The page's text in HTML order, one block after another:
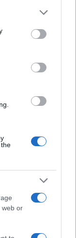
or more Google
You may click to
party tags to
in below Google
web or
μου ήρθε
αριστερά»